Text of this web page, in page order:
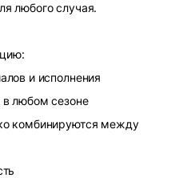
любого случая.
и исполнения
в любом сезоне
комбинируются между